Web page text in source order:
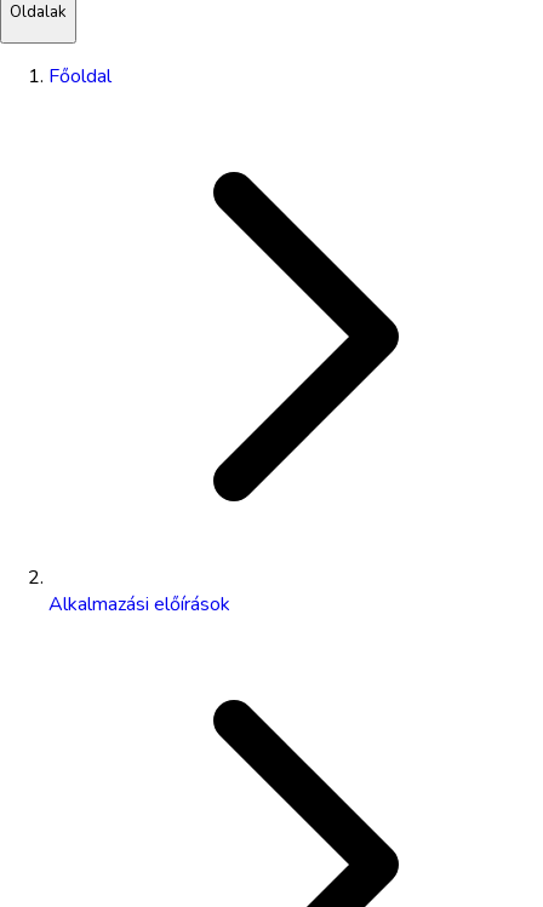
Oldalak
Főoldal
Alkalmazási előírások